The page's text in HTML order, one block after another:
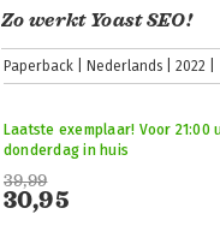
Zo werkt Yoast SEO!
Paperback Nederlands 2022
39,99
30,95
Laatste exemplaar! Voor 21:00
donderdag in huis